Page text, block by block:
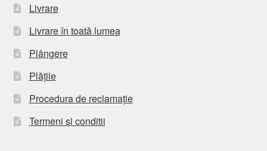
Livrare
Livrare în toată lumea
Plângere
Plățile
Procedura de reclamație
Termeni si conditii